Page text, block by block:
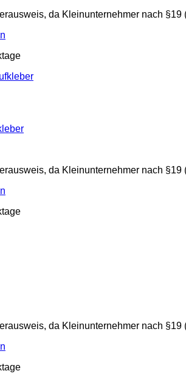
da Kleinunternehmer nach §19
da Kleinunternehmer nach §19
da Kleinunternehmer nach §19